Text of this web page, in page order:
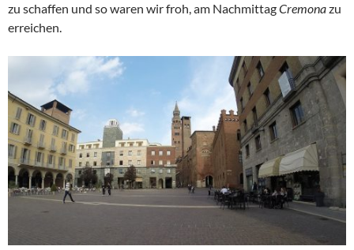
zu schaffen und so waren wir froh, am NachmittagCremonazu
erreichen.